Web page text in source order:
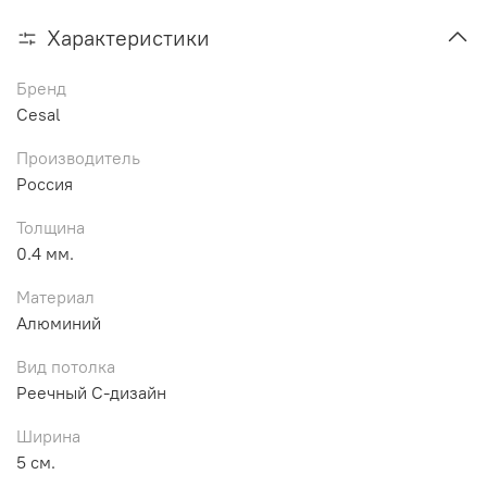
Характеристики
Бренд
Cesal
Производитель
Россия
Толщина
0.4 мм.
Материал
Алюминий
Вид потолка
Реечный С-дизайн
Ширина
5 см.